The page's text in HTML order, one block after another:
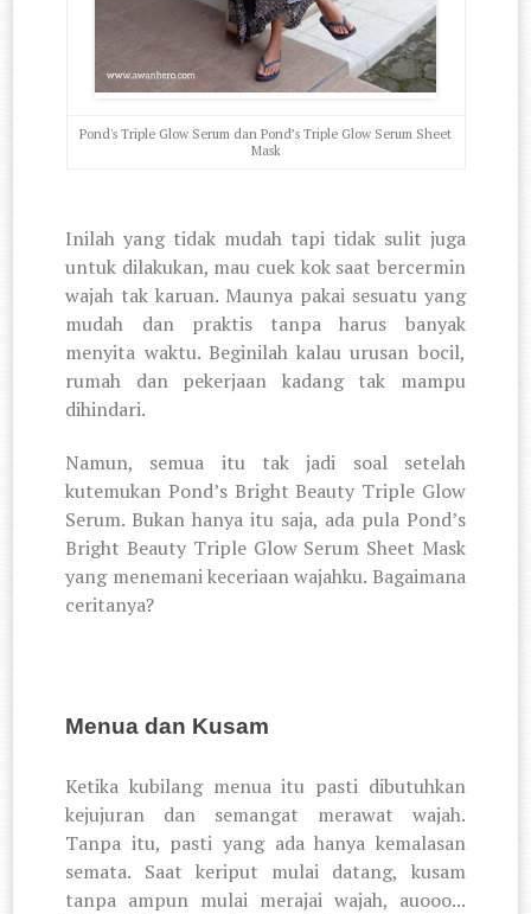
Pond's Triple Glow Serum dan Pond’s Triple Glow Serum Sheet
Mask
Inilah yang tidak mudah tapi tidak sulit juga
untuk dilakukan, mau cuek kok saat bercermin
wajah tak karuan. Maunya pakai sesuatu yang
mudah dan praktis tanpa harus banyak
menyita waktu. Beginilah kalau urusan bocil,
rumah dan pekerjaan kadang tak mampu
dihindari.
Namun, semua itu tak jadi soal setelah
kutemukan Pond’s Bright Beauty Triple Glow
Serum. Bukan hanya itu saja, ada pula Pond’s
Bright Beauty Triple Glow Serum Sheet Mask
yang menemani keceriaan wajahku. Bagaimana
ceritanya?
Menua dan Kusam
Ketika kubilang menua itu pasti dibutuhkan
kejujuran dan semangat merawat wajah.
Tanpa itu, pasti yang ada hanya kemalasan
semata. Saat keriput mulai datang, kusam
tanpa ampun mulai merajai wajah, auooo...